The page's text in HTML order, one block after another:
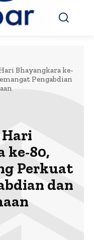
Bhayangkara ke-
Pengabdian
ke-80,
Perkuat
dan